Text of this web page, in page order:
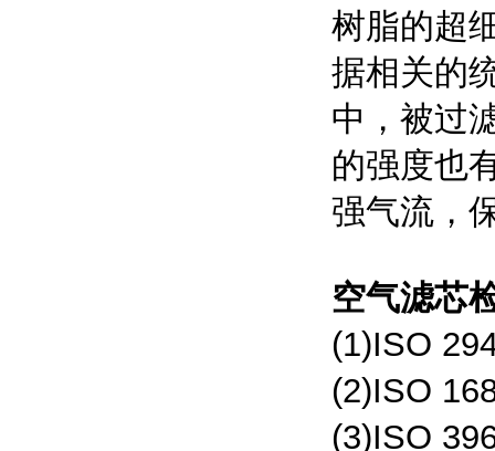
树脂的超
据相关的
中，被过
的强度也
强气流，
空气滤芯
(1)ISO
(2)ISO
(3)ISO